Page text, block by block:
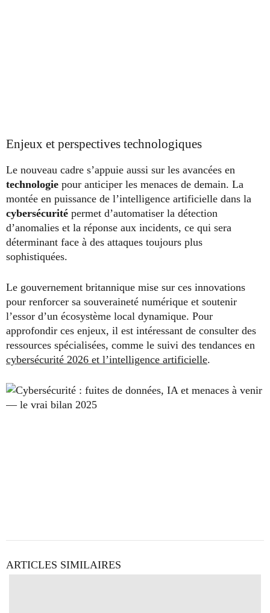
Enjeux et perspectives technologiques
Le nouveau cadre s’appuie aussi sur les avancées en
technologie pour anticiper les menaces de demain. La
montée en puissance de l’intelligence artificielle dans la
cybersécurité permet d’automatiser la détection
d’anomalies et la réponse aux incidents, ce qui sera
déterminant face à des attaques toujours plus
sophistiquées.
Le gouvernement britannique mise sur ces innovations
pour renforcer sa souveraineté numérique et soutenir
l’essor d’un écosystème local dynamique. Pour
approfondir ces enjeux, il est intéressant de consulter des
ressources spécialisées, comme le suivi des tendances en
cybersécurité 2026 et l’intelligence artificielle.
ARTICLES SIMILAIRES